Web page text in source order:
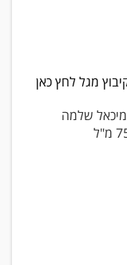
מגל לחץ כאן
שלמה